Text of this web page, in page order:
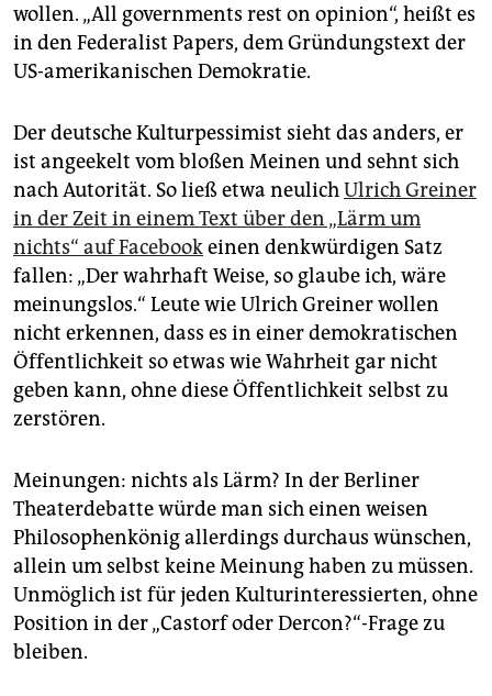
epaper login
wollen. „All governments rest on opinion“, heißt es
in den Federalist Papers, dem Gründungstext der
US-amerikanischen Demokratie.
Der deutsche Kulturpessimist sieht das anders, er
ist angeekelt vom bloßen Meinen und sehnt sich
nach Autorität. So ließ etwa neulichUlrich Greiner
in der Zeit in einem Text über den „Lärm um
nichts“ auf Facebookeinen denkwürdigen Satz
fallen: „Der wahrhaft Weise, so glaube ich, wäre
meinungslos.“ Leute wie Ulrich Greiner wollen
nicht erkennen, dass es in einer demokratischen
Öffentlichkeit so etwas wie Wahrheit gar nicht
geben kann, ohne diese Öffentlichkeit selbst zu
zerstören.
Meinungen: nichts als Lärm? In der Berliner
Theaterdebatte würde man sich einen weisen
Philosophenkönig allerdings durchaus wünschen,
allein um selbst keine Meinung haben zu müssen.
Unmöglich ist für jeden Kulturinteressierten, ohne
Position in der „Castorf oder Dercon?“-Frage zu
bleiben.